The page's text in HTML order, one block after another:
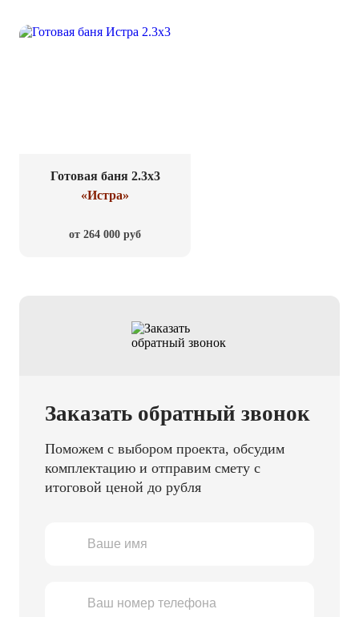
Готовая баня 2.3x3
«Истра»
от 264 000 руб
Заказать обратный звонок
Поможем с выбором проекта, обсудим
комплектацию и отправим смету с
итоговой ценой до рубля